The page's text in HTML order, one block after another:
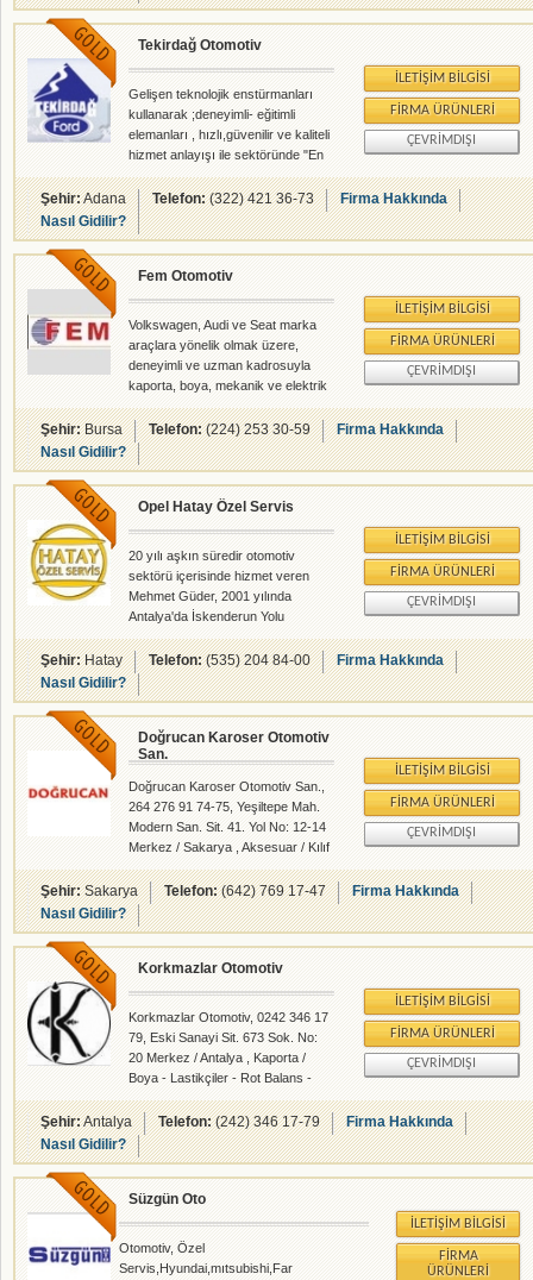
Tekirdağ Otomotiv
Gelişen teknolojik enstürmanları
kullanarak ;deneyimli- eğitimli
elemanları , hızlı,güvenilir ve kaliteli
hizmet anlayışı ile sektöründe "En
Güvenilir Olmak" hedefinde olan
firmamız Tekirdağ Ford Center -
Tekirdağ Otomotiv Sanayi ve
Ticaret Ltd.Şirketi kalite,güven ve
saygınlığı ilke edinerek sektöründe
siz değerli müşterilerimize hizmet
etmeye devam etmektedir.
İLETIŞIM BILGISI
FIRMA ÜRÜNLERI
ÇEVRIMDIŞI
Şehir:Adana Telefon:(322) 421 36-73
Firma Hakkında
Nasıl Gidilir?
Fem Otomotiv
Volkswagen, Audi ve Seat marka
araçlara yönelik olmak üzere,
deneyimli ve uzman kadrosuyla
kaporta, boya, mekanik ve elektrik
konularında "uluslararası
standartta" hizmet veren Fem Oto
Özel Servis, vermiş olduğu tüm
hizmetlerde "garanti" ilkesi ile
çalışıyor. Uluyol güzel Sokak
üzerinde modern tesislerinde
faaliyetlerini 3.kuşak firma sahipleri
Servisi'nde makina parkındaki araç
ve gereçlerin teknoloji ve çağdaş
donanımlı olması hemen göze
çarpıyor. Araç test ve Di­ agnostik
cihazı ise akla gelen ilkl
İLETIŞIM BILGISI
FIRMA ÜRÜNLERI
ÇEVRIMDIŞI
Şehir:Bursa Telefon:(224) 253 30-59
Firma Hakkında
Nasıl Gidilir?
Opel Hatay Özel Servis
20 yılı aşkın süredir otomotiv
sektörü içerisinde hizmet veren
Mehmet Güder, 2001 yılında
Antalya'da İskenderun Yolu
Üzerinde "Hatay Özel Opel Servisi"
ni kurarak siz değerli müşterilerine
her geçen gün kaliteli ve
profesyonellik anlayışını ileriye
taşıyarak günümüzdede orjinal
yedek parça ve ekipmanlarıyla
hizmet vermeye devam etmektedir.
İLETIŞIM BILGISI
FIRMA ÜRÜNLERI
ÇEVRIMDIŞI
Şehir:Hatay Telefon:(535) 204 84-00
Firma Hakkında
Nasıl Gidilir?
Doğrucan Karoser Otomotiv
San.
Doğrucan Karoser Otomotiv San.,
264 276 91 74-75, Yeşiltepe Mah.
Modern San. Sit. 41. Yol No: 12-14
Merkez / Sakarya , Aksesuar / Kılıf
Döşeme - Oto Elektrik - Kaporta /
Boya - Yedek Parçacılar -
rehberalem.com alanlarında faliyet
gösteren firmamızdır.
İLETIŞIM BILGISI
FIRMA ÜRÜNLERI
ÇEVRIMDIŞI
Şehir:Sakarya Telefon:(642) 769 17-47
Firma Hakkında
Nasıl Gidilir?
Korkmazlar Otomotiv
Korkmazlar Otomotiv, 0242 346 17
79, Eski Sanayi Sit. 673 Sok. No:
20 Merkez / Antalya , Kaporta /
Boya - Lastikçiler - Rot Balans -
rehberalem.com alanlarında faliyet
gösteren firmamızdır.
İLETIŞIM BILGISI
FIRMA ÜRÜNLERI
ÇEVRIMDIŞI
Şehir:Antalya Telefon:(242) 346 17-79
Firma Hakkında
Nasıl Gidilir?
Süzgün Oto
Otomotiv, Özel
Servis,Hyundai,mıtsubishi,Far
İLETIŞIM BILGISI
FIRMA
ÜRÜNLERI